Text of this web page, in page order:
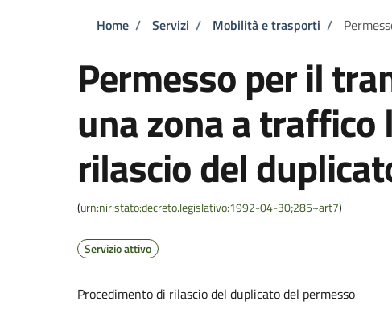
Briciole di pane
Home / Servizi / Mobilità e trasporti /
Permesso per il
una zona a traffico
rilascio del
(urn:nir:stato:decreto.legislativo:1992-04-30;285~art7)
Servizio attivo
Procedimento di rilascio del duplicato del permesso